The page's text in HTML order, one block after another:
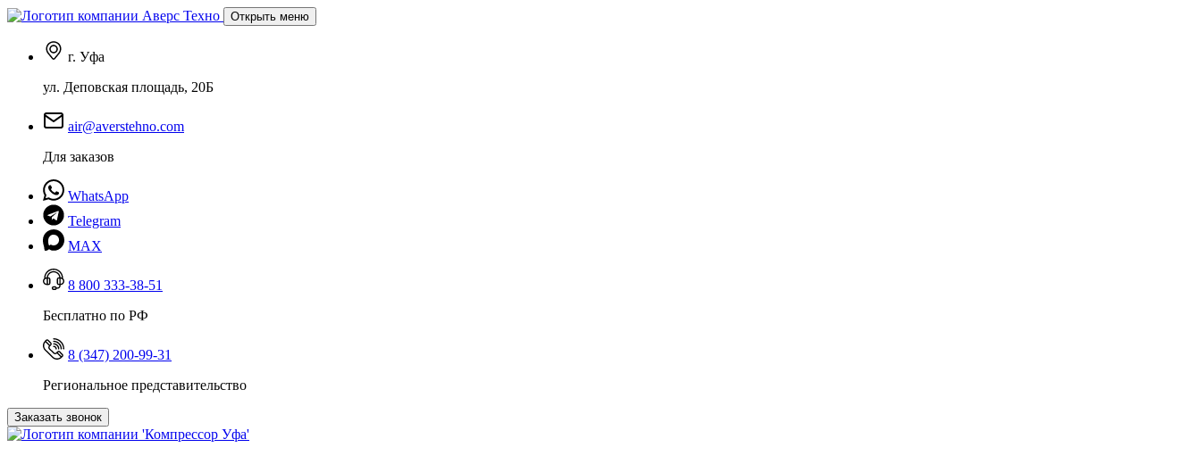
Открыть меню
г. Уфа
ул. Деповская площадь, 20Б
air@averstehno.com
Для заказов
WhatsApp
Telegram
MAX
8 800 333-38-51
Бесплатно по РФ
8 (347) 200-99-31
Региональное представительство
Заказать звонок